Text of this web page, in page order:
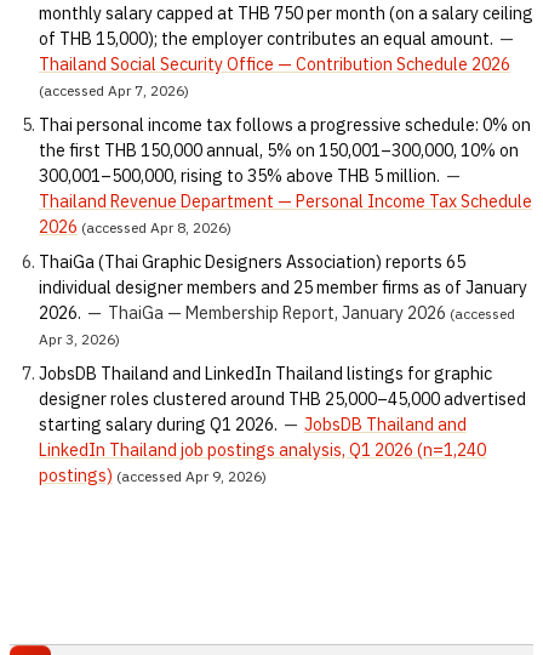
monthly salary capped at THB 750 per month (on a salary ceiling
of THB 15,000); the employer contributes an equal amount. —
Thailand Social Security Office — Contribution Schedule 2026
(accessed Apr 7, 2026)
Thai personal income tax follows a progressive schedule: 0% on
the first THB 150,000 annual, 5% on 150,001–300,000, 10% on
300,001–500,000, rising to 35% above THB 5 million. —
Thailand Revenue Department — Personal Income Tax Schedule
2026 (accessed Apr 8, 2026)
ThaiGa (Thai Graphic Designers Association) reports 65
individual designer members and 25 member firms as of January
2026. — ThaiGa — Membership Report, January 2026 (accessed
Apr 3, 2026)
JobsDB Thailand and LinkedIn Thailand listings for graphic
designer roles clustered around THB 25,000–45,000 advertised
starting salary during Q1 2026. — JobsDB Thailand and
LinkedIn Thailand job postings analysis, Q1 2026 (n=1,240
postings) (accessed Apr 9, 2026)